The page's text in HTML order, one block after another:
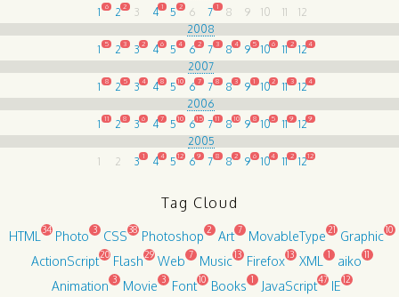
1 6 2 2 3 4 1 5 2 6 7 1 8 9 10 11
12
2008
1 5 2 3 3 2 4 6 5 4 6 2 7 3 84 9 5 106 11 2 124
2007
1 8 2 5 3 4 4 8 510 6 7 7 8 8 3 9 1 102 11 3 124
2006
1 11 2 8 3 6 4 7 510 615 7 11 810 9 8 105 11 9 129
2005
1
2 3 1 4 4 512 69 7 8 8 2 9 6 104 11 2 1212
Tag Cloud
HTML 34 Photo 3 CSS38 Photoshop 2 Art 7 MovableType 21 Graphic 10
ActionScript20 Flash29 Web 7 Music 13 Firefox 13 XML 1 aiko 11
Animation 3 Movie 3 Font 10 Books 1 JavaScript47 IE 12